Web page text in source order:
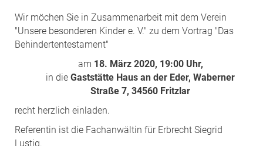
Wir möchen Sie in Zusammenarbeit mit dem Verein
"Unsere besonderen Kinder e. V." zu dem Vortrag "Das
Behindertentestament"
am 18. März 2020, 19:00 Uhr,
in die Gaststätte Haus an der Eder, Waberner
Straße 7, 34560 Fritzlar
recht herzlich einladen.
Referentin ist die Fachanwältin für Erbrecht Siegrid
Lustig.